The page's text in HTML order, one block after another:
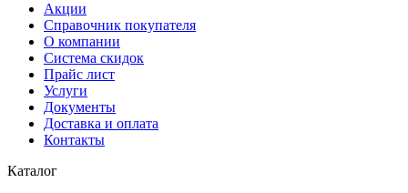
Aкции
Справочник покупателя
О компании
Система скидок
Прайс лист
Услуги
Документы
Доставка и оплата
Контакты
Каталог